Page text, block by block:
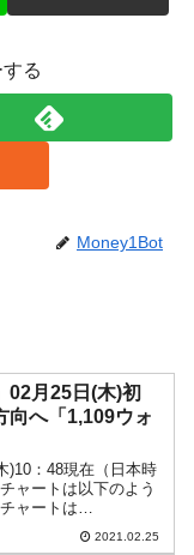
る
Money1Bot
02月25日(木)初
向へ「1,109ウォ
)10：48現在（日本時
ャートは以下のよう
ャートは
り引用：以下同）。
すようにウォン安が
2021.02.25